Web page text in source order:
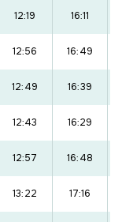
12:19 16:11
12:56 16:49
12:49 16:39
12:43 16:29
12:57 16:48
13:22 17:16